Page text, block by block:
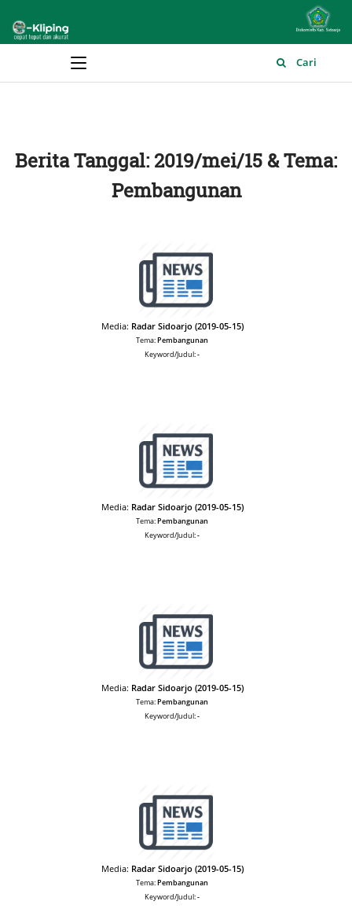
Main Menu Cari
Berita Tanggal: 2019/mei/15 & Tema:
Pembangunan
Media: Radar Sidoarjo (2019-05-15)
Tema:Pembangunan
Keyword/Judul:-
Media: Radar Sidoarjo (2019-05-15)
Tema:Pembangunan
Keyword/Judul:-
Media: Radar Sidoarjo (2019-05-15)
Tema:Pembangunan
Keyword/Judul:-
Media: Radar Sidoarjo (2019-05-15)
Tema:Pembangunan
Keyword/Judul:-